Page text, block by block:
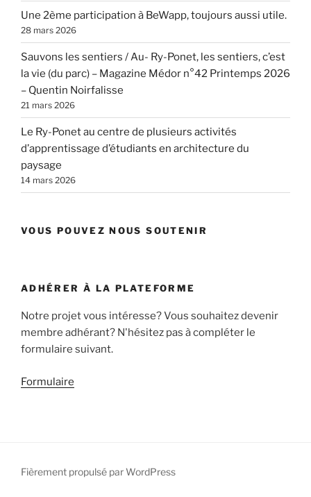
Une 2ème participation à BeWapp, toujours aussi utile.
28 mars 2026
Sauvons les sentiers / Au- Ry-Ponet, les sentiers, c’est
la vie (du parc) – Magazine Médor n°42 Printemps 2026
– Quentin Noirfalisse
21 mars 2026
Le Ry-Ponet au centre de plusieurs activités
d’apprentissage d’étudiants en architecture du
paysage
14 mars 2026
VOUS POUVEZ NOUS SOUTENIR
ADHÉRER À LA PLATEFORME
Notre projet vous intéresse? Vous souhaitez devenir
membre adhérant? N'hésitez pas à compléter le
formulaire suivant.
Formulaire
Fièrement propulsé par WordPress